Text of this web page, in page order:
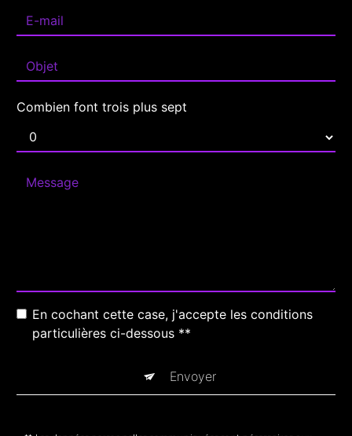
Combien font trois plus sept
En cochant cette case, j'accepte les conditions
particulières ci-dessous **
Envoyer